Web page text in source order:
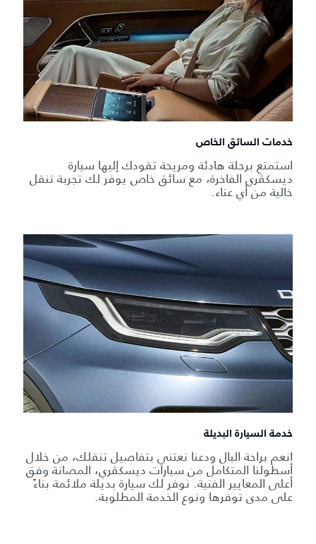
خدمات السائق الخاص
استمتع برحلة هادئة ومريحة تقودك إليها سيارة
ديسكڤري الفاخرة، مع سائق خاص يوفر لك تجربة تنقل
خالية من أي عناء.
خدمة السيارة البديلة
انعم براحة البال ودعنا نعتني بتفاصيل تنقلك، من خلال
أسطولنا المتكامل من سيارات ديسكڤري، المصانة وفق
أعلى المعايير الفنية. نوفر لك سيارة بديلة ملائمة بناءً
على مدى توفرها ونوع الخدمة المطلوبة.